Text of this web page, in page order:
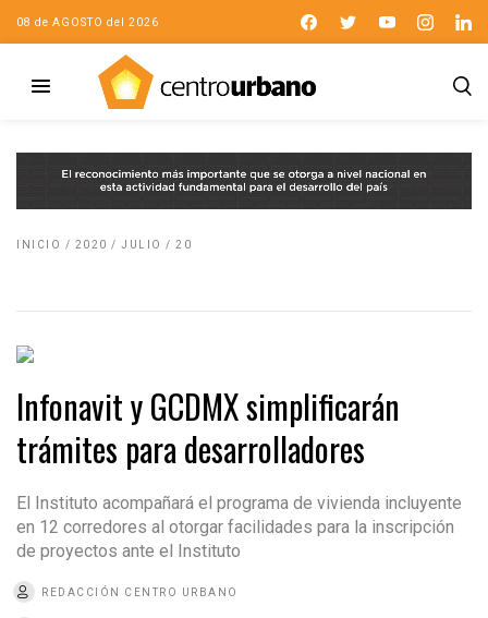
08 de AGOSTO del 2026
INICIO / 2020 / JULIO / 20
Infonavit y GCDMX simplificarán
trámites para desarrolladores
El Instituto acompañará el programa de vivienda incluyente
en 12 corredores al otorgar facilidades para la inscripción
de proyectos ante el Instituto
REDACCIÓN CENTRO URBANO